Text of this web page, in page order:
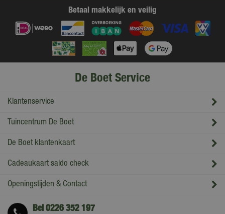
Betaal makkelijk en veilig
De Boet Service
Klantenservice
Tuincentrum De Boet
De Boet klantenkaart
Cadeaukaart saldo check
Openingstijden & Contact
Bel0226 352 197